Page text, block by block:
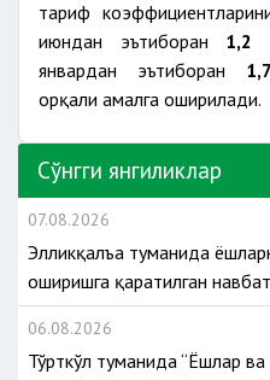
тариф
июндан эътиборан 1,2
январдан эътиборан
орқали амалга оширилади.
Сўнгги янгиликлар
07.08.2026
Элликқалъа туманида
оширишга қаратилган
06.08.2026
Тўрткўл туманида “Ёшлар ва